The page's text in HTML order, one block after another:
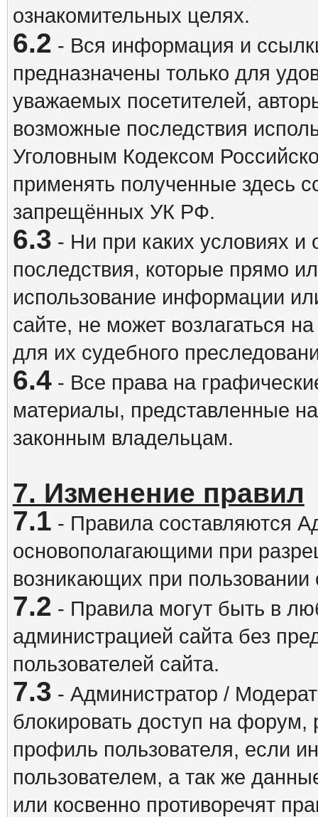
ознакомительных целях.
6.2 - Вся информация и
предназначены только для
уважаемых посетителей,
возможные последствия
Уголовным Кодексом
применять полученные здесь
запрещённых УК РФ.
6.3 - Ни при каких условиях и
последствия, которые прямо
использование информации
сайте, не может возлагаться
для их судебного
6.4- Все права на
материалы, представленные
законным владельцам.
7. Изменение правил
7.1 - Правила составляются
основополагающими при
возникающих при пользовании
7.2 - Правила могут быть в
администрацией сайта без
пользователей сайта.
7.3 - Администратор /
блокировать доступ на форум,
профиль пользователя, если
пользователем, а так же
или косвенно противоречят